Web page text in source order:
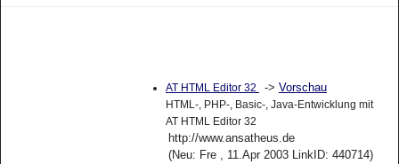
AT HTML Editor 32 -> Vorschau
HTML-, PHP-, Basic-, Java-Entwicklung mit
AT HTML Editor 32
http://www.ansatheus.de
(Neu: Fre , 11.Apr 2003 LinkID: 440714)